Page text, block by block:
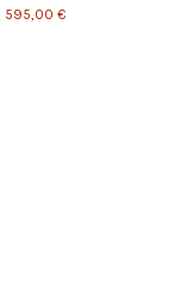
595,00 €